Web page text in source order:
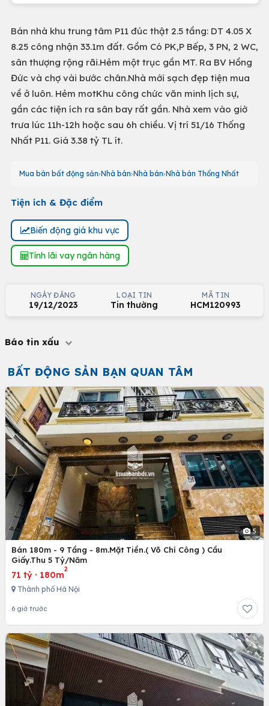
Bán nhà khu trung tâm P11 đúc thật 2.5 tầng: DT 4.05 X
8.25 công nhận 33.1m đất. Gồm Có PK,P Bếp, 3 PN, 2 WC,
sân thượng rộng rãi.Hẻm một trục gần MT. Ra BV Hồng
Đức và chợ vài bước chân.Nhà mới sạch đẹp tiện mua
về ở luôn. Hẻm motKhu công chức văn minh lịch sự,
gần các tiện ích ra sân bay rất gần. Nhà xem vào giờ
trưa lúc 11h-12h hoặc sau 6h chiều. Vị trí 51/16 Thống
Nhất P11. Giá 3.38 tỷ TL ít.
Mua bán bất động sản Nhà bán Nhà bán Nhà bán Thống Nhất
Tiện ích & Đặc điểm
Biến động giá khu vực
Tính lãi vay ngân hàng
NGÀY ĐĂNG
19/12/2023
LOẠI TIN
Tin thường
MÃ TIN
HCM120993
Báo tin xấu
BẤT ĐỘNG SẢN BẠN QUAN TÂM
5
Bán 180m - 9 Tầng - 8m.Mặt Tiền.( Võ Chí Công ) Cầu
Giấy.Thu 5 Tỷ/Năm
71 tỷ · 180m
2
Thành phố Hà Nội
6 giờ trước